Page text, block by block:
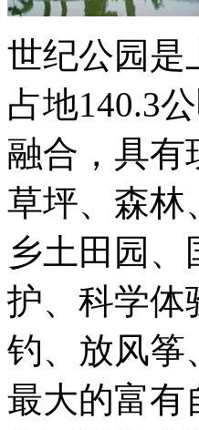
世纪公园是
占地140.3
融合，具有
草坪、森林
乡土田园
护、科学体
钓、放风筝
最大的富有